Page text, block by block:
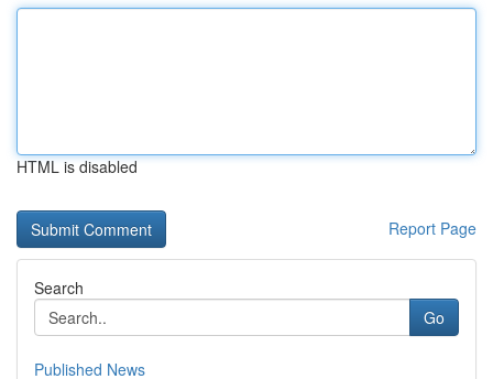
HTML is disabled
Report Page
Search
Go
Published News